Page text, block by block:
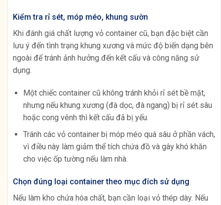
Kiểm tra rỉ sét, móp méo, khung sườn
Khi đánh giá chất lượng vỏ container cũ, bạn đặc biệt cần
lưu ý đến tình trạng khung xương và mức độ biến dạng bên
ngoài để tránh ảnh hưởng đến kết cấu và công năng sử
dụng.
Một chiếc container cũ không tránh khỏi rỉ sét bề mặt,
nhưng nếu khung xương (đà dọc, đà ngang) bị rỉ sét sâu
hoặc cong vênh thì kết cấu đã bị yếu.
Tránh các vỏ container bị móp méo quá sâu ở phần vách,
vì điều này làm giảm thể tích chứa đồ và gây khó khăn
cho việc ốp tường nếu làm nhà.
Chọn đúng loại container theo mục đích sử dụng
Nếu làm kho chứa hóa chất, bạn cần loại vỏ thép dày. Nếu